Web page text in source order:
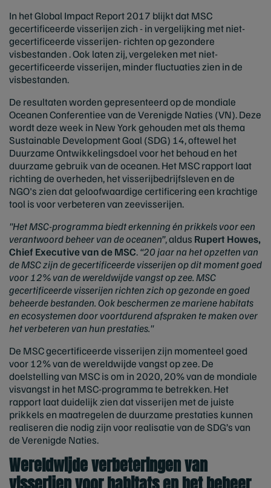
In het Global Impact Report 2017 blijkt dat MSC
gecertificeerde visserijen zich - in vergelijking met niet-
gecertificeerde visserijen- richten op gezondere
visbestanden . Ook laten zij, vergeleken met niet-
gecertificeerde visserijen, minder fluctuaties zien in de
visbestanden.
De resultaten worden gepresenteerd op de mondiale
Oceanen Conferentiee van de Verenigde Naties (VN). Deze
wordt deze week in New York gehouden met als thema
Sustainable Development Goal (SDG) 14, oftewel het
Duurzame Ontwikkelingsdoel voor het behoud en het
duurzame gebruik van de oceanen. Het MSC rapport laat
richting de overheden, het visserijbedrijfsleven en de
NGO's zien dat geloofwaardige certificering een krachtige
tool is voor verbeteren van zeevisserijen.
"Het MSC-programma biedt erkenning én prikkels voor een
verantwoord beheer van de oceanen”, aldus Rupert Howes,
Chief Executive van de MSC.“20 jaar na het opzetten van
de MSC zijn de gecertificeerde visserijen op dit moment goed
voor 12% van de wereldwijde vangst op zee. MSC
gecertificeerde visserijen richten zich op gezonde en goed
beheerde bestanden. Ook beschermen ze mariene habitats
en ecosystemen door voortdurend afspraken te maken over
het verbeteren van hun prestaties."
De MSC gecertificeerde visserijen zijn momenteel goed
voor 12% van de wereldwijde vangst op zee. De
doelstelling van MSC is om in 2020, 20% van de mondiale
visvangst in het MSC-programma te betrekken. Het
rapport laat duidelijk zien dat visserijen met de juiste
prikkels en maatregelen de duurzame prestaties kunnen
realiseren die nodig zijn voor realisatie van de SDG’s van
de Verenigde Naties.
Wereldwijde verbeteringen van